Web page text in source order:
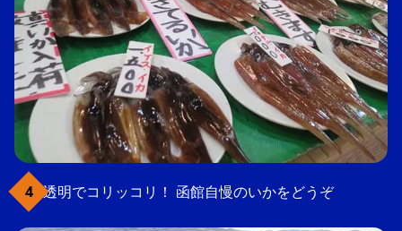
透明でコリッコリ！ 函館自慢のいかをどうぞ